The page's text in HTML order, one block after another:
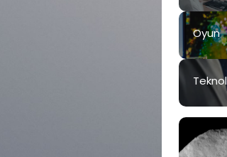
Oyun